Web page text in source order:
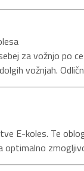
za vožnjo po
vožnjah.
E-koles. Te
optimalno